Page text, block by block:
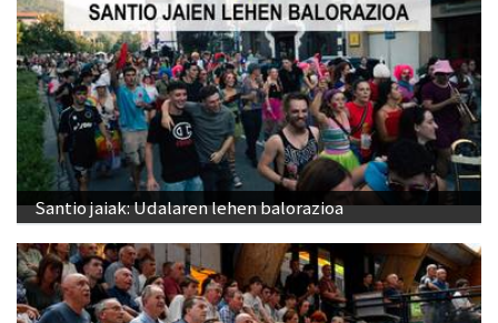
Santio jaiak: Udalaren lehen balorazioa